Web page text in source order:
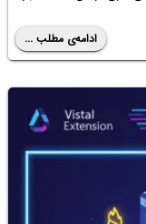
ادامه‌ی مطلب ...